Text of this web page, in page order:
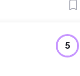
5